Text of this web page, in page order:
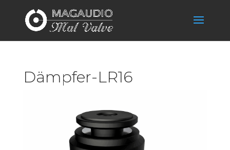
Dämpfer-LR16